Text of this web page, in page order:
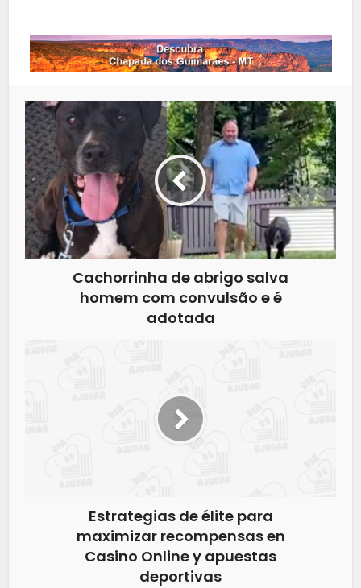
Cachorrinha de abrigo salva
homem com convulsão e é
adotada
Estrategias de élite para
maximizar recompensas en
Casino Online y apuestas
deportivas